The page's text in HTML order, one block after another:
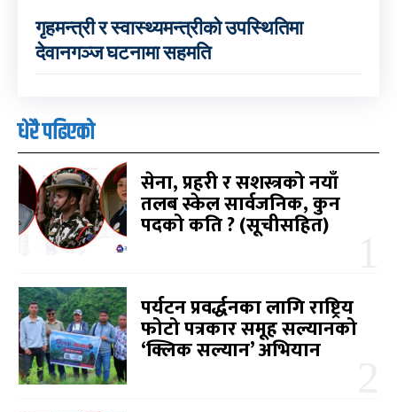
गृहमन्त्री र स्वास्थ्यमन्त्रीको उपस्थितिमा
देवानगञ्ज घटनामा सहमति
धेरै पढिएको
सेना, प्रहरी र सशस्त्रको नयाँ
तलब स्केल सार्वजनिक, कुन
पदको कति ? (सूचीसहित)
पर्यटन प्रवर्द्धनका लागि राष्ट्रिय
फोटो पत्रकार समूह सल्यानको
‘क्लिक सल्यान’ अभियान